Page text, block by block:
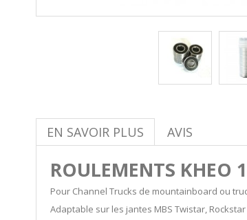
EN SAVOIR PLUS AVIS
ROULEMENTS KHEO
Pour Channel Trucks de mountainboard ou
Adaptable sur les jantes MBS Twistar,